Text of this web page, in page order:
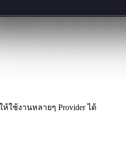
ห้ใช้งานหลายๆ Provider ได้